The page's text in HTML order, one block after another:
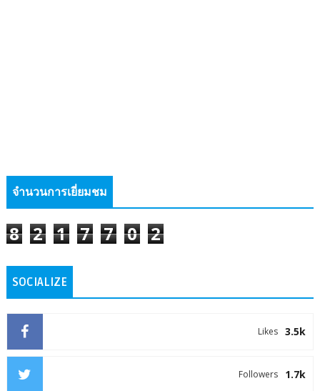
จำนวนการเยี่ยมชม
8 2 1 7 7 0 2
SOCIALIZE
3.5k
Likes
1.7k
Followers